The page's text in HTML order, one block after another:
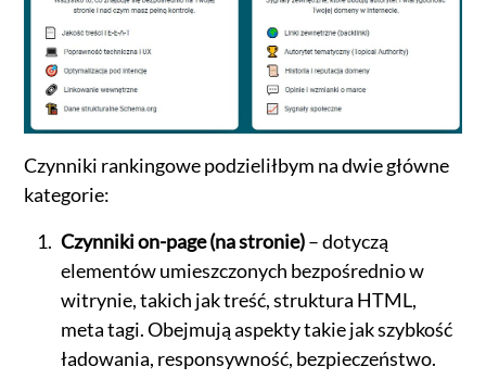
Czynniki rankingowe podzieliłbym na dwie główne
kategorie:
Czynniki on-page (na stronie)– dotyczą
elementów umieszczonych bezpośrednio w
witrynie, takich jak treść, struktura HTML,
meta tagi. Obejmują aspekty takie jak szybkość
ładowania, responsywność, bezpieczeństwo.